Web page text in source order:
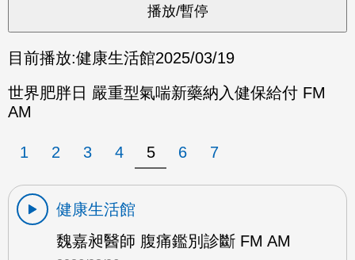
目前播放:健康生活館2025/03/19
世界肥胖日 嚴重型氣喘新藥納入健保給付 FM
AM
1 2 3 4 5 6 7
健康生活館
魏嘉昶醫師 腹痛鑑別診斷 FM AM